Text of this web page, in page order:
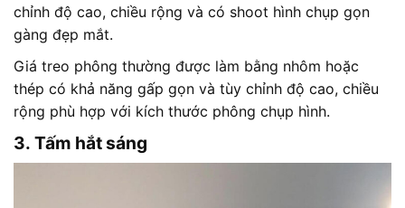
chỉnh độ cao, chiều rộng và có shoot hình chụp gọn
gàng đẹp mắt.
Giá treo phông thường được làm bằng nhôm hoặc
thép có khả năng gấp gọn và tùy chỉnh độ cao, chiều
rộng phù hợp với kích thước phông chụp hình.
3. Tấm hắt sáng